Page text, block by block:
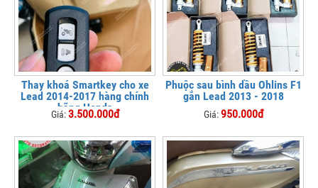
Thay khoá Smartkey cho xe
Lead 2014-2017 hàng chính
hãng Honda
Giá:3.500.000đ
Phuộc sau bình dầu Ohlins F1
gắn Lead 2013 - 2018
Giá:950.000đ